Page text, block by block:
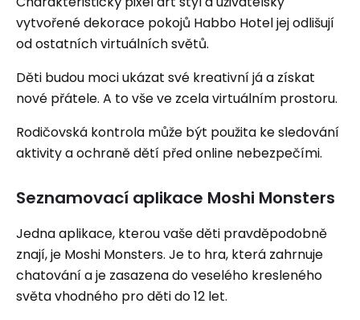
vytvořené dekorace pokojů Habbo Hotel jej odlišují
od ostatních virtuálních světů.
Děti budou moci ukázat své kreativní já a získat
nové přátele. A to vše ve zcela virtuálním prostoru.
Rodičovská kontrola může být použita ke sledování
aktivity a ochraně dětí před online nebezpečími.
Seznamovací aplikace Moshi Monsters
Jedna aplikace, kterou vaše děti pravděpodobně
znají, je Moshi Monsters. Je to hra, která zahrnuje
chatování a je zasazena do veselého kresleného
světa vhodného pro děti do 12 let.